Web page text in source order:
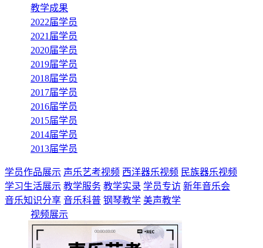
教学成果
2022届学员
2021届学员
2020届学员
2019届学员
2018届学员
2017届学员
2016届学员
2015届学员
2014届学员
2013届学员
学员作品展示 声乐艺考视频 西洋器乐视频 民族器乐视频
学习生活展示 教学服务 教学实录 学员专访 新年音乐会
音乐知识分享 音乐科普 钢琴教学 美声教学
视频展示